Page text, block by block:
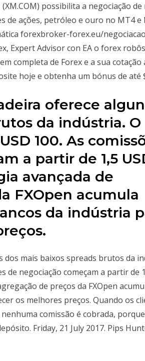
possibilita a negociação de
de ações, petróleo e ouro no MT4 e
forexbroker-forex.eu/
Expert Advisor con EA o forex
completa de Forex e a sua cotação
hoje e obtenha um bónus de até
oferece
da indústria. O
100. As
a partir de 1,5
avançada de
FXOpen acumula
da indústria
mais baixos spreads brutos da
de negociação começam a partir de
de preços da FXOpen
os melhores preços. Quando os
comissão é cobrada,
Friday, 21 July 2017. Pips